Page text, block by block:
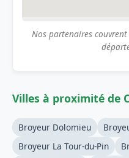
Nos partenaires
Villes à proximité de
Broyeur Dolomieu
Broyeur La Tour-du-Pin